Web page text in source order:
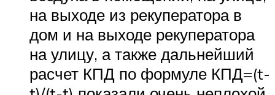
на выходе из рекуператора в
дом и на выходе рекуператора
на улицу, а также дальнейший
расчет КПД по формуле КПД=(t-